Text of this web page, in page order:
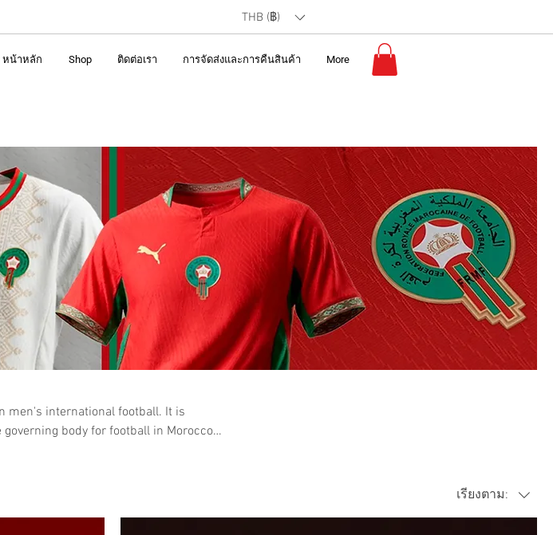
THB (฿)
หน้าหลัก Shop ติดต่อเรา การจัดส่งและการคืนสินค้า More
men's international football. It is
body for football in Morocco.
เรียงตาม: